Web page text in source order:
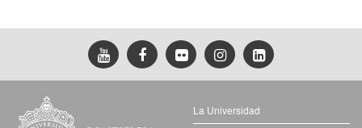
La Universidad